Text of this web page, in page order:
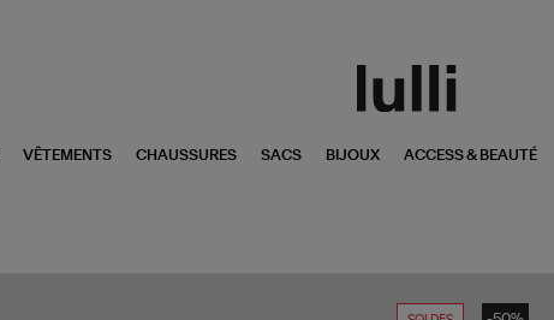
VÊTEMENTS CHAUSSURES SACS BIJOUX ACCESS & BEAUTÉ